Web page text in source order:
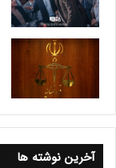
آخرین نوشته ها